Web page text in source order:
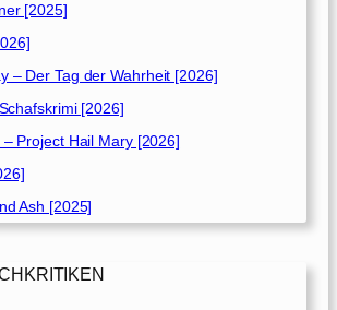
[2025]
– Der Tag der Wahrheit [2026]
[2026]
Project Hail Mary [2026]
Ash [2025]